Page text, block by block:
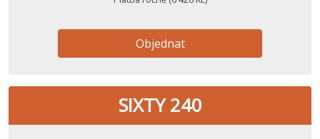
Objednat
SIXTY 240